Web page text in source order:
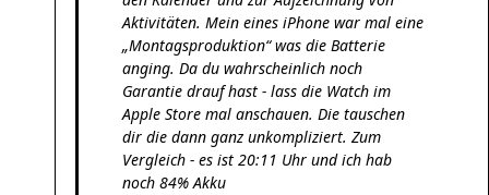
Aktivitäten. Mein eines iPhone war mal eine
„Montagsproduktion“ was die Batterie
anging. Da du wahrscheinlich noch
Garantie drauf hast - lass die Watch im
Apple Store mal anschauen. Die tauschen
dir die dann ganz unkompliziert. Zum
Vergleich - es ist 20:11 Uhr und ich hab
noch 84% Akku